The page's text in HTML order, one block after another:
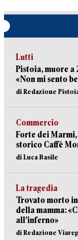
Lutti
Pistoia, muore a
«Non mi sento
di Redazione
Commercio
Forte dei
storico Caffè
di Luca Basile
La tragedia
Trovato morto
della mamma:
all’inferno»
di Redazione